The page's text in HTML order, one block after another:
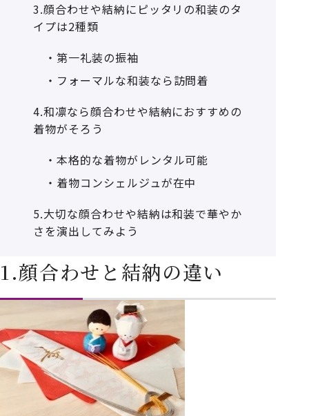
3.顔合わせや結納にピッタリの和装のタ
イプは2種類
・第一礼装の振袖
・フォーマルな和装なら訪問着
4.和凛なら顔合わせや結納におすすめの
着物がそろう
・本格的な着物がレンタル可能
・着物コンシェルジュが在中
5.大切な顔合わせや結納は和装で華やか
さを演出してみよう
1.顔合わせと結納の違い